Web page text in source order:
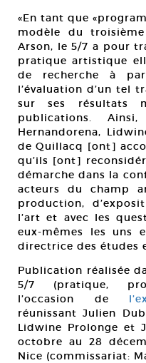
«En tant que
modèle du
Arson, le 5/7 a pour
pratique artistique
de recherche à
l’évaluation d’un tel
sur ses résultats
publications.
Hernandorena,
de Quillacq [ont]
qu’ils [ont]
démarche dans la
acteurs du champ
production,
l’art et avec les
eux-mêmes les uns
directrice des études
Publication réalisée
5/7 (pratique,
l’occasion de
réunissant Julien
Lidwine Prolonge et
octobre au 28
Nice (commissariat: